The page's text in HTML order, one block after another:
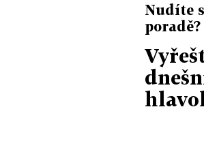
Nudíte
poradě?